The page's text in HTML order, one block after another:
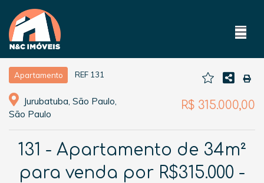
Apartamento REF 131
Jurubatuba, São Paulo,
São Paulo
R$ 315.000,00
131 - Apartamento de 34m²
para venda por R$315.000 -